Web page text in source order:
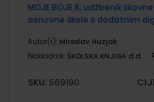
MOJE BOJE 8; udžbenik
osnovne škole s dodatnim
Autor(i): Miroslav Huzjak
Nakladnik: ŠKOLSKA KNJIGA d.d.
SKU: 569190